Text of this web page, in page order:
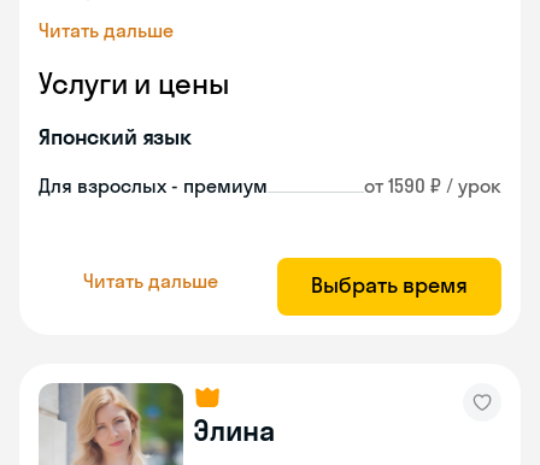
Читать дальше
Услуги и цены
Японский язык
Для взрослых - премиум от 1590 ₽ / урок
Читать дальше Выбрать время
Элина